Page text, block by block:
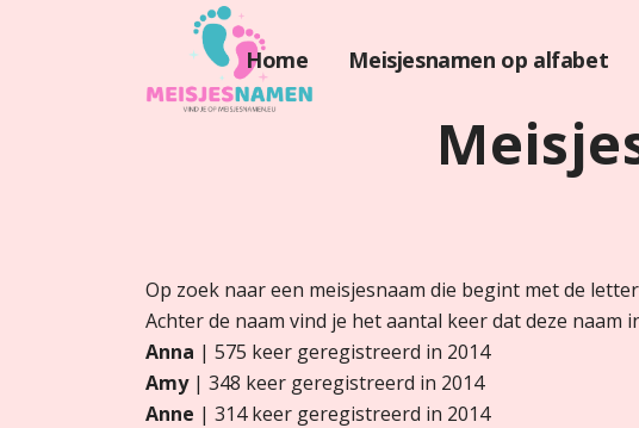
Home Meisjesnamen op alfabet
Op zoek naar een meisjesnaam die begint met de
Achter de naam vind je het aantal keer dat deze
Anna | 575 keer geregistreerd in 2014
Amy| 348 keer geregistreerd in 2014
Anne | 314 keer geregistreerd in 2014